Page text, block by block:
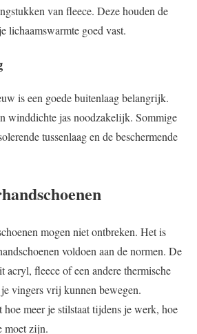
van fleece. Deze houden de
lichaamswarmte goed vast.
is een goede buitenlaag belangrijk.
winddichte jas noodzakelijk. Sommige
tussenlaag en de beschermende
mogen niet ontbreken. Het is
voldoen aan de normen. De
acryl, fleece of een andere thermische
vingers vrij kunnen bewegen.
hoe meer je stilstaat tijdens je werk, hoe
moet zijn.